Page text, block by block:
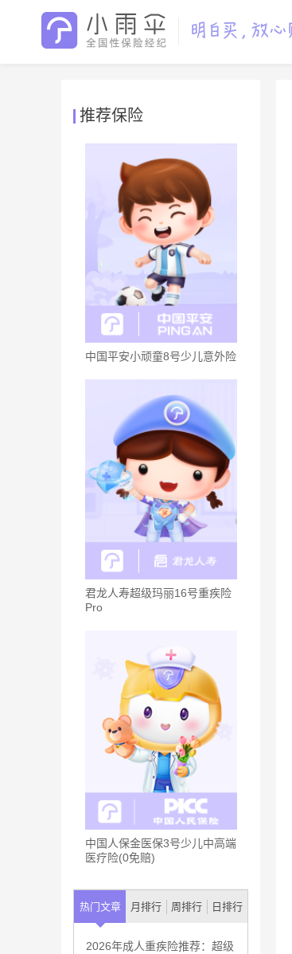
推荐保险
中国平安小顽童8号少儿意外险
君龙人寿超级玛丽16号重疾险
Pro
中国人保金医保3号少儿中高端
医疗险(0免赔)
热门文章 月排行 周排行 日排行
2026年成人重疾险推荐：超级